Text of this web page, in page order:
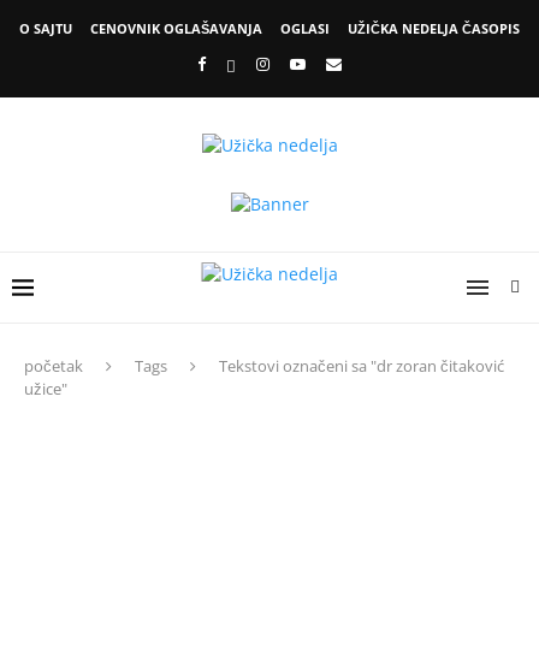
O SAJTU CENOVNIK OGLAŠAVANJA OGLASI UŽIČKA NEDELJA ČASOPIS
početak Tags
Tekstovi označeni sa "dr zoran čitaković
užice"